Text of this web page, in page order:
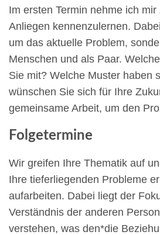
Im ersten Termin nehme ich
Anliegen kennenzulernen.
um das aktuelle Problem,
Menschen und als Paar.
Sie mit? Welche Muster haben
wünschen Sie sich für Ihre
gemeinsame Arbeit, um den
Folgetermine
Wir greifen Ihre Thematik auf
Ihre tieferliegenden Probleme
aufarbeiten. Dabei liegt der
Verständnis der anderen
verstehen, was den*die